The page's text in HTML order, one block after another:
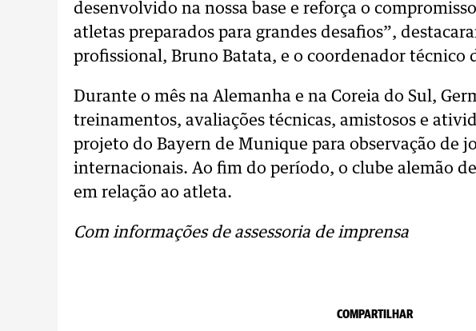
desenvolvido na nossa base e reforça o
atletas preparados para grandes desafios”,
profissional, Bruno Batata, e o coordenador técnico
Durante o mês na Alemanha e na Coreia do Sul,
treinamentos, avaliações técnicas, amistosos e
projeto do Bayern de Munique para observação de
internacionais. Ao fim do período, o clube alemão
em relação ao atleta.
Com informações de assessoria de imprensa
COMPARTILHAR